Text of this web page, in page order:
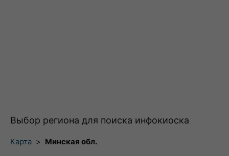
Выбор региона для поиска инфокиоска
Карта > Минская обл.